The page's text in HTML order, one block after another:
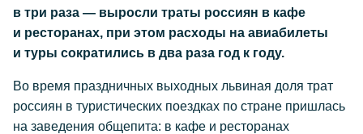
в три раза — выросли траты россиян в кафе
и ресторанах, при этом расходы на авиабилеты
и туры сократились в два раза год к году.
Во время праздничных выходных львиная доля трат
россиян в туристических поездках по стране пришлась
на заведения общепита: в кафе и ресторанах